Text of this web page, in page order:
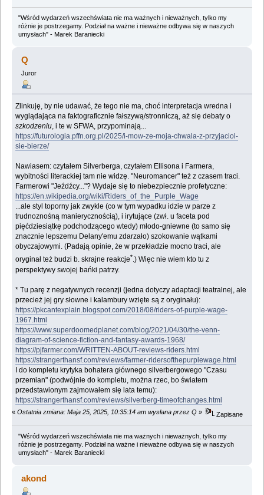
"Wśród wydarzeń wszechświata nie ma ważnych i nieważnych, tylko my
różnie je postrzegamy. Podział na ważne i nieważne odbywa się w naszych
umysłach" - Marek Baraniecki
Q
Juror
Zlinkuję, by nie udawać, że tego nie ma, choć interpretacja wredna i
wyglądająca na faktograficznie fałszywą/stronniczą, aż się debaty o
szkodzeniu, i te w SFWA, przypominają...
https://futurologia.pffn.org.pl/2025/i-mow-ze-moja-chwala-z-przyjaciol-
sie-bierze/
Nawiasem: czytałem Silverberga, czytałem Ellisona i Farmera,
wybitności literackiej tam nie widzę. "Neuromancer" też z czasem traci.
Farmerowi "Jeźdźcy..."? Wydaje się to niebezpiecznie profetyczne:
https://en.wikipedia.org/wiki/Riders_of_the_Purple_Wage
...ale styl toporny jak zwykle (co w tym wypadku idzie w parze z
trudnoznośną manierycznością), i irytujące (zwł. u faceta pod
pięćdziesiątkę podchodzącego wtedy) młodo-gniewne (to samo się
znacznie lepszemu Delany'emu zdarzało) szokowanie wątkami
obyczajowymi. (Padają opinie, że w przekładzie mocno traci, ale
oryginał też budzi b. skrajne reakcje*.) Więc nie wiem kto tu z
perspektywy swojej bańki patrzy.
* Tu parę z negatywnych recenzji (jedna dotyczy adaptacji teatralnej, ale
przecież jej gry słowne i kalambury wzięte są z oryginału):
https://pkcantexplain.blogspot.com/2018/08/riders-of-purple-wage-
1967.html
https://www.superdoomedplanet.com/blog/2021/04/30/the-venn-
diagram-of-science-fiction-and-fantasy-awards-1968/
https://pjfarmer.com/WRITTEN-ABOUT-reviews-riders.html
https://strangerthansf.com/reviews/farmer-ridersofthepurplewage.html
I do kompletu krytyka bohatera głównego silverbergowego "Czasu
przemian" (podwójnie do kompletu, można rzec, bo światem
przedstawionym zajmowałem się lata temu):
https://strangerthansf.com/reviews/silverberg-timeofchanges.html
« Ostatnia zmiana: Maja 25, 2025, 10:35:14 am wysłana przez Q » Zapisane
"Wśród wydarzeń wszechświata nie ma ważnych i nieważnych, tylko my
różnie je postrzegamy. Podział na ważne i nieważne odbywa się w naszych
umysłach" - Marek Baraniecki
akond